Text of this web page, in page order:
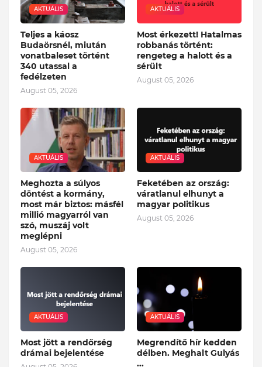
AKTUÁLIS
Teljes a káosz
Budaörsnél, miután
vonatbaleset történt
340 utassal a
fedélzeten
August 05, 2026
AKTUÁLIS
Most érkezett! Hatalmas
robbanás történt:
rengeteg a halott és a
sérült
August 05, 2026
AKTUÁLIS
Meghozta a súlyos
döntést a kormány,
most már biztos: másfél
millió magyarról van
szó, muszáj volt
meglépni
August 05, 2026
AKTUÁLIS
Feketében az ország:
váratlanul elhunyt a
magyar politikus
August 05, 2026
AKTUÁLIS
Most jött a rendőrség
drámai bejelentése
AKTUÁLIS
Megrendítő hír kedden
délben. Meghalt Gulyás
...